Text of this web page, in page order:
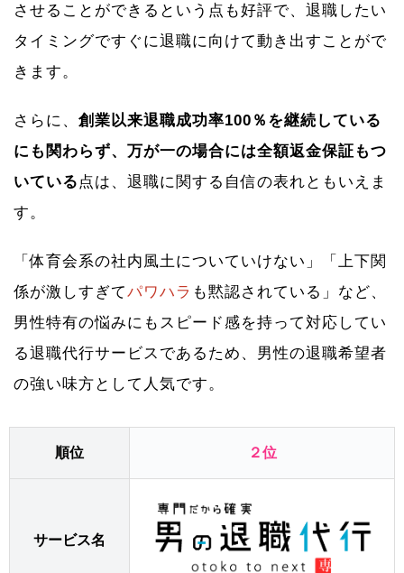
させることができるという点も好評で、退職したい
タイミングですぐに退職に向けて動き出すことがで
きます。
さらに、 創業以来退職成功率100％を継続している
にも関わらず、万が一の場合には全額返金保証もつ
いている 点は、退職に関する自信の表れともいえま
す。
「体育会系の社内風土についていけない」「上下関
係が激しすぎてパワハラ も黙認されている」など、
男性特有の悩みにもスピード感を持って対応してい
る退職代行サービスであるため、男性の退職希望者
の強い味方として人気です。
順位 ２位
サービス名